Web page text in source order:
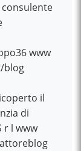
www
blog
il
di
r l www